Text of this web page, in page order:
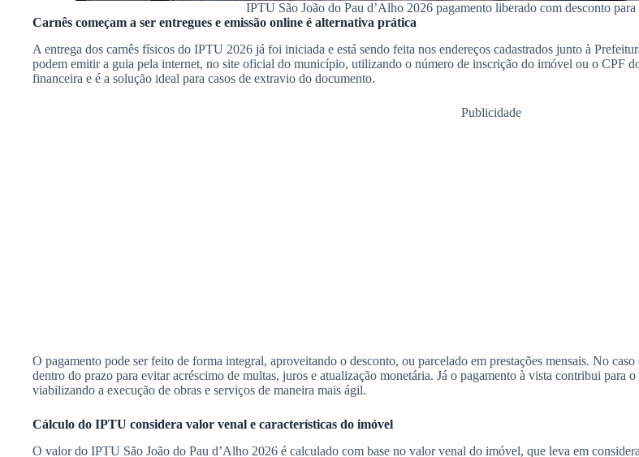
IPTU São João do Pau d’Alho 2026 pagamento liberado com desconto
Carnês começam a ser entregues e emissão online é alternativa prática
A entrega dos carnês físicos do IPTU 2026 já foi iniciada e está sendo feita nos endereços cadastrados junto à
podem emitir a guia pela internet, no site oficial do município, utilizando o número de inscrição do imóvel ou o CPF
financeira e é a solução ideal para casos de extravio do documento.
Publicidade
O pagamento pode ser feito de forma integral, aproveitando o desconto, ou parcelado em prestações mensais. No
dentro do prazo para evitar acréscimo de multas, juros e atualização monetária. Já o pagamento à vista contribui para
viabilizando a execução de obras e serviços de maneira mais ágil.
Cálculo do IPTU considera valor venal e características do imóvel
O valor do IPTU São João do Pau d’Alho 2026 é calculado com base no valor venal do imóvel, que leva em